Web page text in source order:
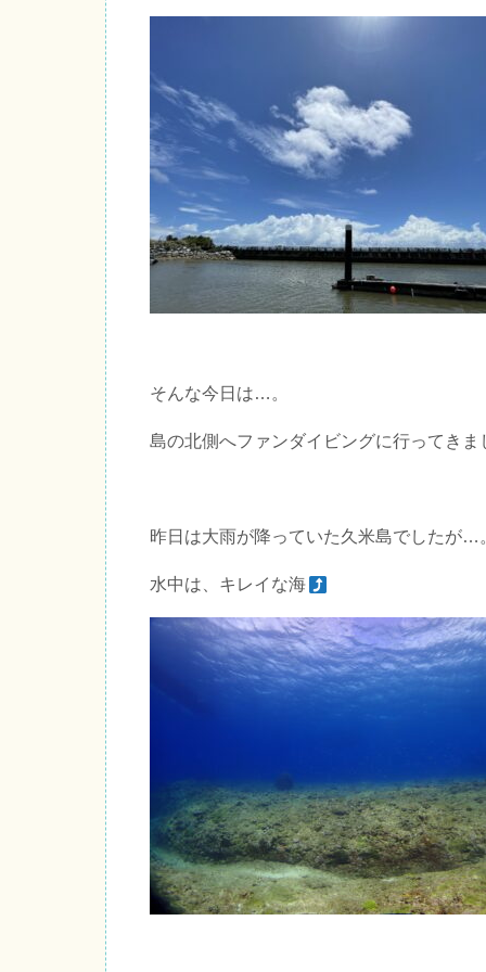
そんな今日は…。
島の北側へファンダイビングに行ってきま
昨日は大雨が降っていた久米島でしたが…
水中は、キレイな海